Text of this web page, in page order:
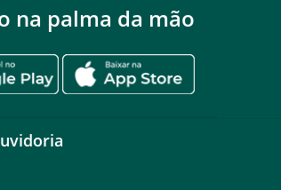
na palma da mão